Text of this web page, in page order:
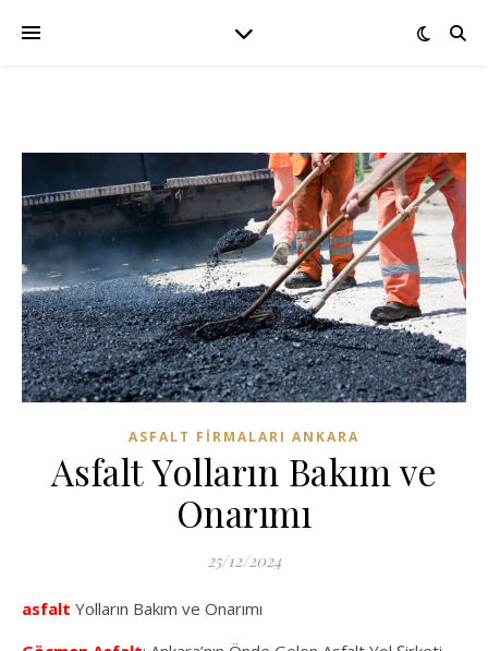
ASFALT FIRMALARI ANKARA
Asfalt Yolların Bakım ve
Onarımı
25/12/2024
asfalt Yolların Bakım ve Onarımı